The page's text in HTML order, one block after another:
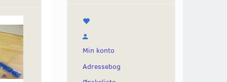
Min konto
Adressebog